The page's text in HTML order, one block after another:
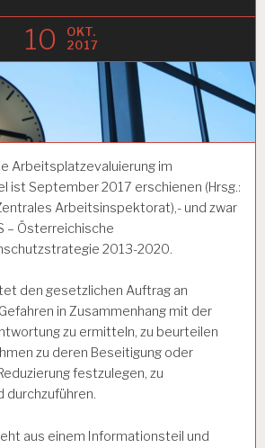
10
OKT.
2017
Arbeitsplatzevaluierung im
ist September 2017 erschienen (Hrsg.:
Arbeitsinspektorat),- und zwar
– Österreichische
2013-2020.
den gesetzlichen Auftrag an
in Zusammenhang mit der
zu ermitteln, zu beurteilen
zu deren Beseitigung oder
festzulegen, zu
durchzuführen.
aus einem Informationsteil und